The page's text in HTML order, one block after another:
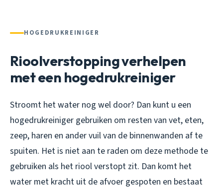
HOGEDRUKREINIGER
Rioolverstopping verhelpen
met een hogedrukreiniger
Stroomt het water nog wel door? Dan kunt u een
hogedrukreiniger gebruiken om resten van vet, eten,
zeep, haren en ander vuil van de binnenwanden af te
spuiten. Het is niet aan te raden om deze methode te
gebruiken als het riool verstopt zit. Dan komt het
water met kracht uit de afvoer gespoten en bestaat